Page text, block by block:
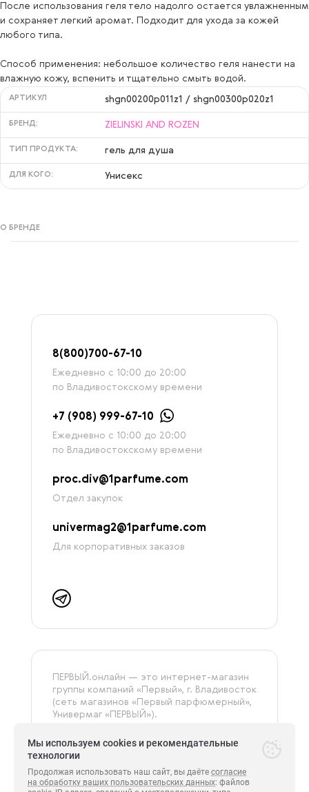
После использования геля тело надолго остается увлажненным
и сохраняет легкий аромат. Подходит для ухода за кожей
любого типа.
Способ применения: небольшое количество геля нанести на
влажную кожу, вспенить и тщательно смыть водой.
АРТИКУЛ shgn00200p011z1 / shgn00300p020z1
БРЕНД: ZIELINSKI AND ROZEN
ТИП ПРОДУКТА: гель для душа
ДЛЯ КОГО: Унисекс
О БРЕНДЕ
8(800)700-67-10
Ежедневно с 10:00 до 20:00
по Владивостокскому времени
+7 (908) 999-67-10
Ежедневно с 10:00 до 20:00
по Владивостокскому времени
proc.div@1parfume.com
Отдел закупок
univermag2@1parfume.com
Для корпоративных заказов
ПЕРВЫЙ.онлайн — это интернет-магазин
группы компаний «‎Первый», г. Владивосток
(сеть магазинов «Первый парфюмерный»,
Универмаг «ПЕРВЫЙ»).
оригинальная и сертифицированная
продукция.
Мы используем cookies и рекомендательные
технологии
Продолжая использовать наш сайт, вы даёте согласие
на обработку ваших пользовательских данных: файлов